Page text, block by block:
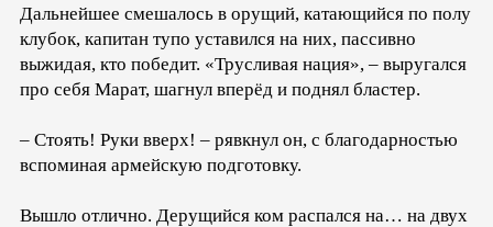
Дальнейшее смешалось в орущий, катающийся по полу
клубок, капитан тупо уставился на них, пассивно
выжидая, кто победит. «Трусливая нация», – выругался
про себя Марат, шагнул вперёд и поднял бластер.
– Стоять! Руки вверх! – рявкнул он, с благодарностью
вспоминая армейскую подготовку.
Вышло отлично. Дерущийся ком распался на… на двух